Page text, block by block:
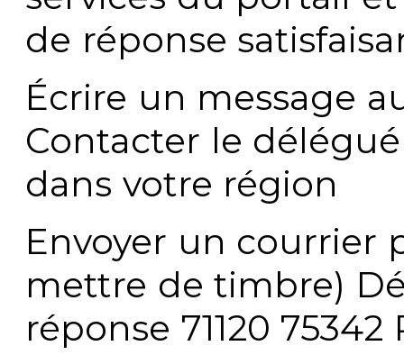
de réponse
Écrire un message
Contacter le
dans votre région
Envoyer un courrier
mettre de timbre)
réponse 71120 75342